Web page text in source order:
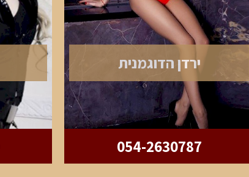
ירדן הדוגמנית
054-2630787